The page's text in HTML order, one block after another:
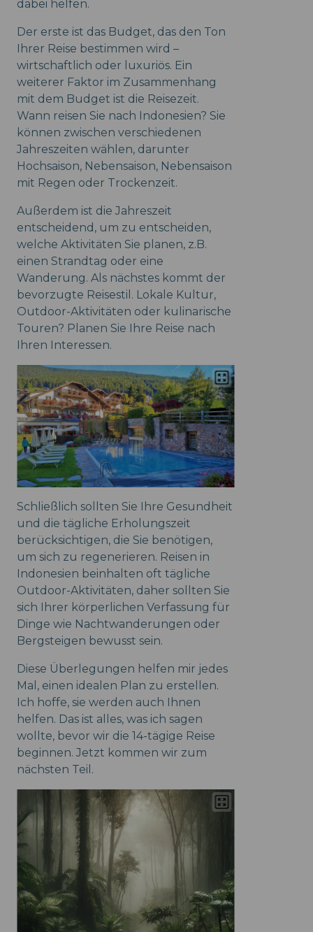
dabei helfen.
Der erste ist das Budget, das den Ton
Ihrer Reise bestimmen wird –
wirtschaftlich oder luxuriös. Ein
weiterer Faktor im Zusammenhang
mit dem Budget ist die Reisezeit.
Wann reisen Sie nach Indonesien? Sie
können zwischen verschiedenen
Jahreszeiten wählen, darunter
Hochsaison, Nebensaison, Nebensaison
mit Regen oder Trockenzeit.
Außerdem ist die Jahreszeit
entscheidend, um zu entscheiden,
welche Aktivitäten Sie planen, z.B.
einen Strandtag oder eine
Wanderung. Als nächstes kommt der
bevorzugte Reisestil. Lokale Kultur,
Outdoor-Aktivitäten oder kulinarische
Touren? Planen Sie Ihre Reise nach
Ihren Interessen.
Schließlich sollten Sie Ihre Gesundheit
und die tägliche Erholungszeit
berücksichtigen, die Sie benötigen,
um sich zu regenerieren. Reisen in
Indonesien beinhalten oft tägliche
Outdoor-Aktivitäten, daher sollten Sie
sich Ihrer körperlichen Verfassung für
Dinge wie Nachtwanderungen oder
Bergsteigen bewusst sein.
Diese Überlegungen helfen mir jedes
Mal, einen idealen Plan zu erstellen.
Ich hoffe, sie werden auch Ihnen
helfen. Das ist alles, was ich sagen
wollte, bevor wir die 14-tägige Reise
beginnen. Jetzt kommen wir zum
nächsten Teil.